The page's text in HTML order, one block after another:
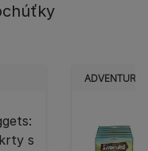
s